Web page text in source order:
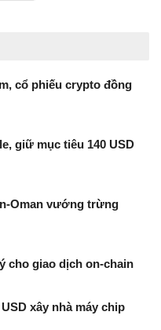
cổ phiếu crypto đồng
giữ mục tiêu 140 USD
Oman vướng trừng
cho giao dịch on-chain
xây nhà máy chip